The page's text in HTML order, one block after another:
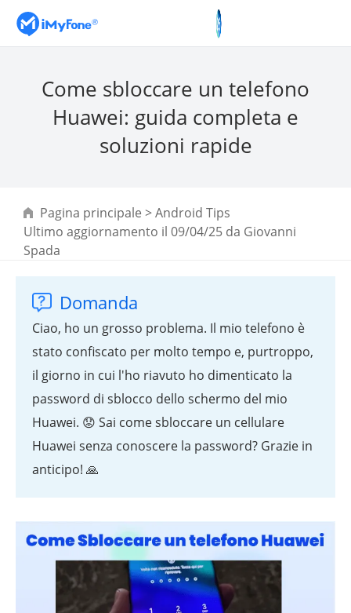
Come sbloccare un telefono
Huawei: guida completa e
soluzioni rapide
Pagina principale >Android Tips
Ultimo aggiornamento il 09/04/25 da Giovanni
Spada
Domanda
Ciao, ho un grosso problema. Il mio telefono è
stato confiscato per molto tempo e, purtroppo,
il giorno in cui l'ho riavuto ho dimenticato la
password di sblocco dello schermo del mio
Huawei. 😟 Sai come sbloccare un cellulare
Huawei senza conoscere la password? Grazie in
anticipo! 🙏